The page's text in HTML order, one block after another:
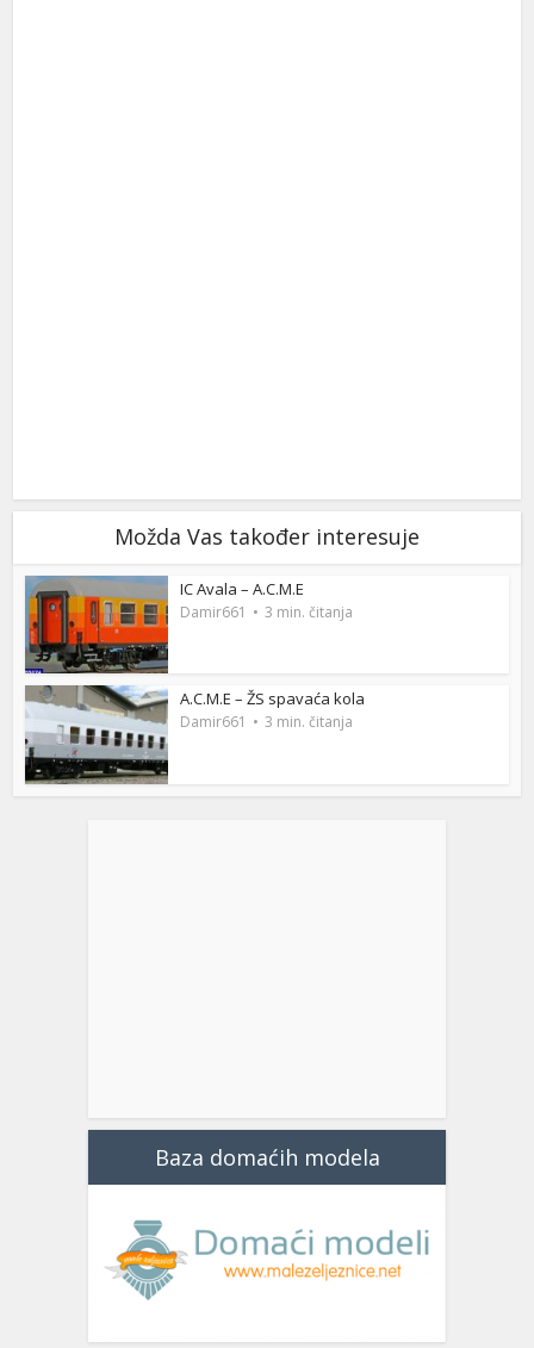
Možda Vas također interesuje
IC Avala – A.C.M.E
Damir661 3 min. čitanja
A.C.M.E – ŽS spavaća kola
Damir661 3 min. čitanja
Baza domaćih modela